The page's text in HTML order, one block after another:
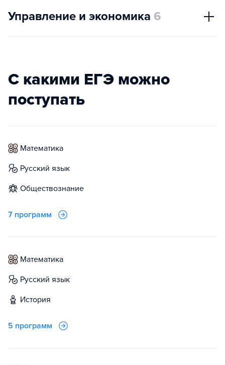
Управление и экономика 6
С какими ЕГЭ можно
поступать
математика
русский язык
обществознание
7 программ
математика
русский язык
история
5 программ